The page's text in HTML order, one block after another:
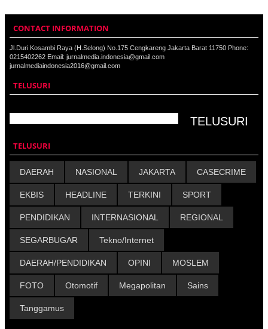
CONTACT INFORMATION
Jl.Duri Kosambi Raya (H.Selong) No.175 Cengkareng Jakarta Barat 11750 Phone:
0215402262 Email: jurnalmedia.indonesia@gmail.com
jurnalmediaindonesia2016@gmail.com
TELUSURI
TELUSURI
DAERAH NASIONAL JAKARTA CASECRIME
EKBIS HEADLINE TERKINI SPORT
PENDIDIKAN INTERNASIONAL REGIONAL
SEGARBUGAR Tekno/Internet
DAERAH/PENDIDIKAN OPINI MOSLEM
FOTO Otomotif Megapolitan Sains
Tanggamus